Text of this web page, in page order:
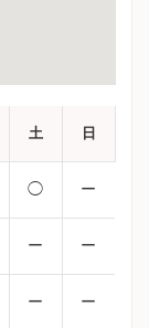
土 日
◯ ー
ー ー
ー ー